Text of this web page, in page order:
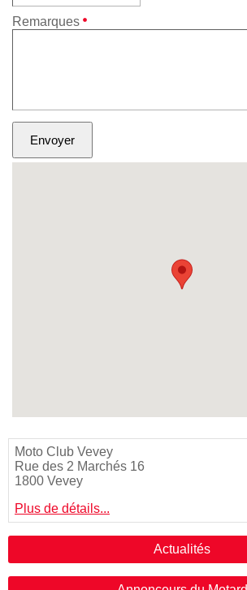
Remarques
Moto Club Vevey
Rue des 2 Marchés 16
1800 Vevey
Plus de détails...
Actualités